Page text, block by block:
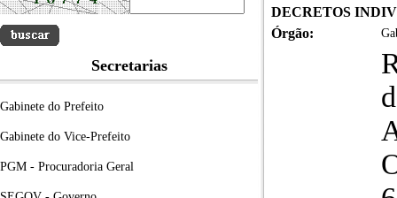
Secretarias
Gabinete do Prefeito
Gabinete do Vice-Prefeito
PGM - Procuradoria Geral
DECRETOS
Órgão: